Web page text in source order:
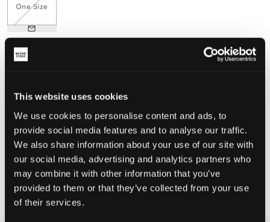
This website uses cookies
We use cookies to personalise content and ads, to
provide social media features and to analyse our traffic.
We also share information about your use of our site with
our social media, advertising and analytics partners who
may combine it with other information that you’ve
provided to them or that they’ve collected from your use
of their services.
One Size
Opfattet størrelse
STØRRELSESGUIDE
VÆLG EN STØRRELSE
Hurtig levering
Fri fragt over 499 kr
Fortrydelsesret i 60 dager